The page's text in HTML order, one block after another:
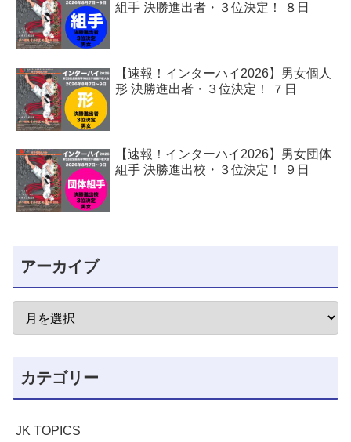
組手 決勝進出者・３位決定！ ８日
【速報！インターハイ2026】男女個人
形 決勝進出者・３位決定！ ７日
【速報！インターハイ2026】男女団体
組手 決勝進出校・３位決定！ ９日
アーカイブ
カテゴリー
JK TOPICS